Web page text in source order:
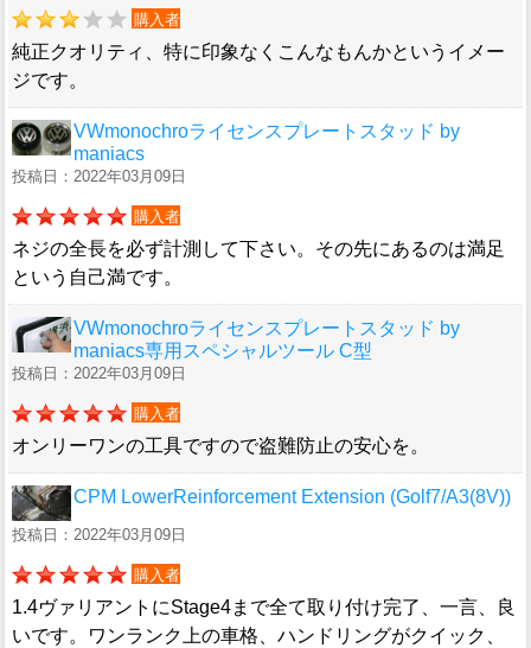
購入者
純正クオリティ、特に印象なくこんなもんかというイメー
ジです。
VWmonochroライセンスプレートスタッド by
maniacs
投稿日：2022年03月09日
購入者
ネジの全長を必ず計測して下さい。その先にあるのは満足
という自己満です。
VWmonochroライセンスプレートスタッド by
maniacs専用スペシャルツール C型
投稿日：2022年03月09日
購入者
オンリーワンの工具ですので盗難防止の安心を。
CPM LowerReinforcement Extension (Golf7/A3(8V))
投稿日：2022年03月09日
購入者
1.4ヴァリアントにStage4まで全て取り付け完了、一言、良
いです。ワンランク上の車格、ハンドリングがクイック、